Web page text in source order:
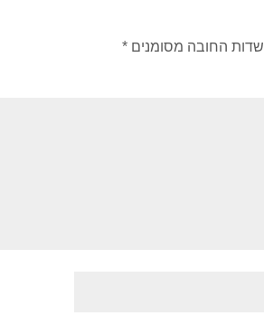
שדות החובה מסומנים*